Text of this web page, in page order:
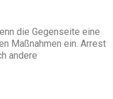
die Gegenseite eine
Maßnahmen ein. Arrest
andere